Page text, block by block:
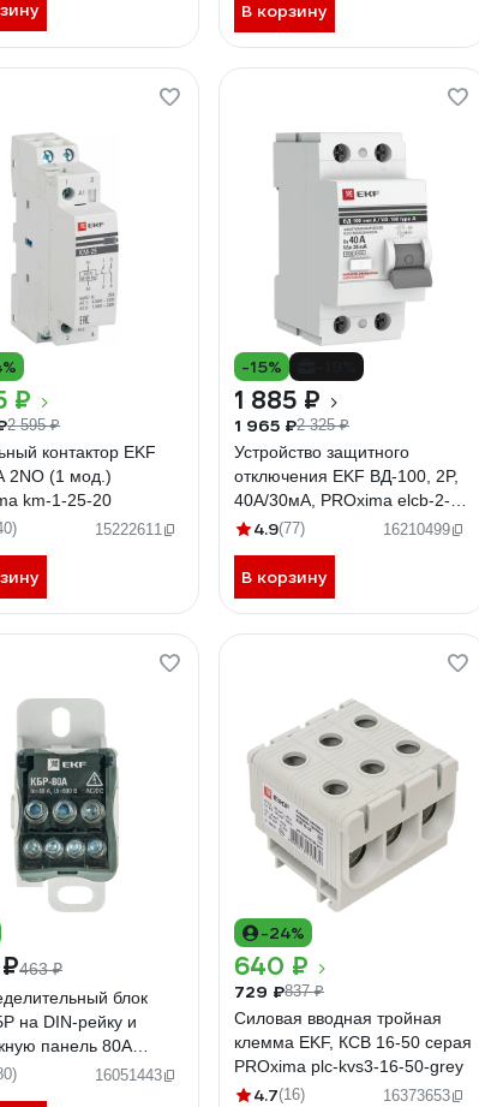
В корзину
₽
2 595 ₽
контактор EKF
2NО (1 мод.)
km-1-25-20
15222611
-15%
1 885 ₽
1 965 ₽2 325 ₽
Устройство защитного
отключения EKF ВД-100, 2P,
40А/30мА, PROxima elcb-2-
40-30-em-a-pro
4.9(77) 16210499
В корзину
463 ₽
блок
на DIN-рейку и
панель 80A
16051443
-24%
640 ₽
729 ₽837 ₽
Силовая вводная тройная
клемма EKF, КСВ 16-50 серая
PROxima plc-kvs3-16-50-grey
4.7(16) 16373653